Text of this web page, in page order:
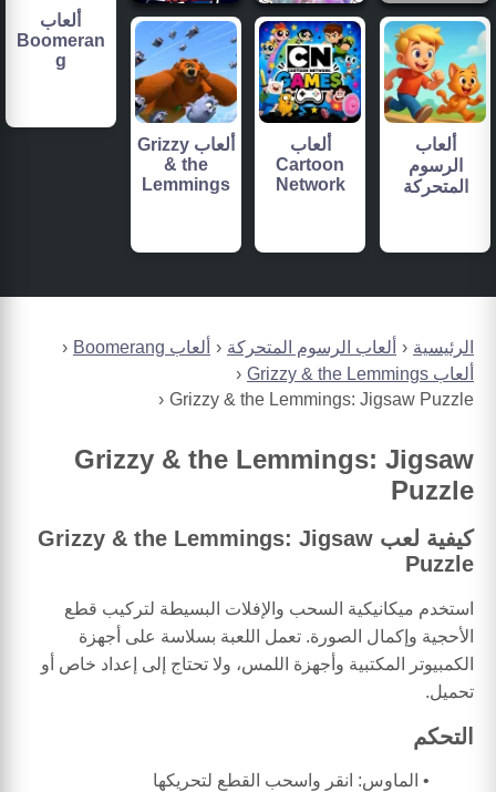
الرئيسية ألعاب الرسوم المتحركة
ألعاب Boomerang
ألعاب Grizzy & the Lemmings
Grizzy & the Lemmings: Jigsaw Puzzle
Grizzy & the Lemmings: Jigsaw
Puzzle
كيفية لعب Grizzy & the Lemmings: Jigsaw
Puzzle
استخدم ميكانيكية السحب والإفلات البسيطة لتركيب قطع
الأحجية وإكمال الصورة. تعمل اللعبة بسلاسة على أجهزة
الكمبيوتر المكتبية وأجهزة اللمس، ولا تحتاج إلى إعداد خاص أو
تحميل.
التحكم
الماوس: انقر واسحب القطع لتحريكها
ألعاب
Boomeran
g
ألعاب
الرسوم
المتحركة
ألعاب
Cartoon
Network
ألعاب Grizzy
& the
Lemmings